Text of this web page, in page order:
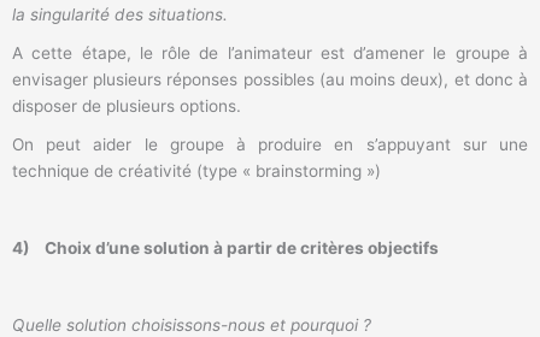
la singularité des situations.
A cette étape, le rôle de l’animateur est d’amener le groupe à
envisager plusieurs réponses possibles (au moins deux), et donc à
disposer de plusieurs options.
On peut aider le groupe à produire en s’appuyant sur une
technique de créativité (type « brainstorming »)
4) Choix d’une solution à partir de critères objectifs
Quelle solution choisissons-nous et pourquoi ?